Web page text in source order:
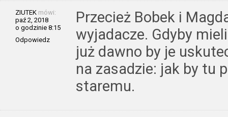
ZIUTEK mówi:
paź 2, 2018
o godzinie 8:15
Odpowiedz
Przecież Bobek i
wyjadacze. Gdyby
już dawno by je
na zasadzie: jak by tu
staremu.